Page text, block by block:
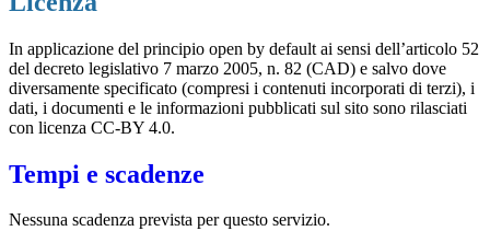
In applicazione del principio open by default ai sensi dell’articolo 52
del decreto legislativo 7 marzo 2005, n. 82 (CAD) e salvo dove
diversamente specificato (compresi i contenuti incorporati di terzi), i
dati, i documenti e le informazioni pubblicati sul sito sono rilasciati
con licenza CC-BY 4.0.
Tempi e scadenze
Nessuna scadenza prevista per questo servizio.